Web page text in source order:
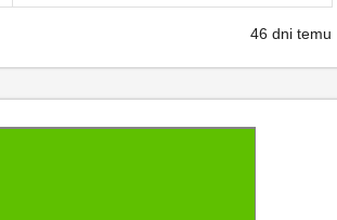
46 dni temu